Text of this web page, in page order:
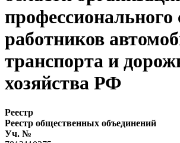
профессионального
работников
транспорта и
хозяйства РФ
Реестр
Реестр общественных объединений
Уч. №